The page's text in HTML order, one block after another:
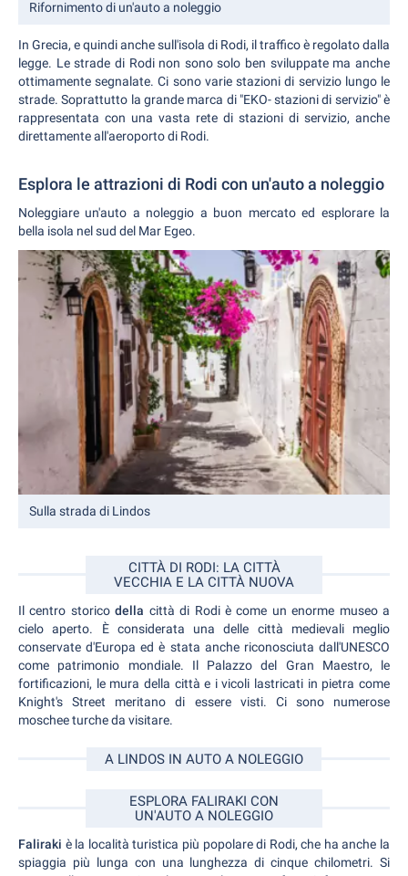
Rifornimento di un'auto a noleggio
In Grecia, e quindi anche sull'isola di Rodi, il traffico è regolato dalla
legge. Le strade di Rodi non sono solo ben sviluppate ma anche
ottimamente segnalate. Ci sono varie stazioni di servizio lungo le
strade. Soprattutto la grande marca di "EKO- stazioni di servizio" è
rappresentata con una vasta rete di stazioni di servizio, anche
direttamente all'aeroporto di Rodi.
Esplora le attrazioni di Rodi con un'auto a noleggio
Noleggiare un'auto a noleggio a buon mercato ed esplorare la
bella isola nel sud del Mar Egeo.
Sulla strada di Lindos
CITTÀ DI RODI: LA CITTÀ
VECCHIA E LA CITTÀ NUOVA
Il centro storicodella città di Rodi è come un enorme museo a
cielo aperto. È considerata una delle città medievali meglio
conservate d'Europa ed è stata anche riconosciuta dall'UNESCO
come patrimonio mondiale. Il Palazzo del Gran Maestro, le
fortificazioni, le mura della città e i vicoli lastricati in pietra come
Knight's Street meritano di essere visti. Ci sono numerose
moschee turche da visitare.
A LINDOS IN AUTO A NOLEGGIO
ESPLORA FALIRAKI CON
UN'AUTO A NOLEGGIO
Faliraki è la località turistica più popolare di Rodi, che ha anche la
spiaggia più lunga con una lunghezza di cinque chilometri. Si